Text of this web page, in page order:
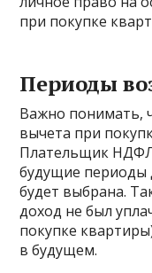
при покупке
Периоды
Важно понимать,
вычета при
Плательщик НДФЛ
будущие периоды
будет выбрана.
доход не был
покупке
в будущем.